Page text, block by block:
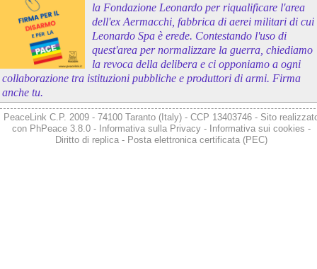
la Fondazione Leonardo per riqualificare l'area
dell'ex Aermacchi, fabbrica di aerei militari di cui
Leonardo Spa è erede. Contestando l'uso di
quest'area per normalizzare la guerra, chiediamo
la revoca della delibera e ci opponiamo a ogni
collaborazione tra istituzioni pubbliche e produttori di armi. Firma
anche tu.
PeaceLink C.P. 2009 - 74100 Taranto (Italy) - CCP 13403746 - Sito
con PhPeace 3.8.0- Informativa sulla Privacy- Informativa sui cookies -
Diritto di replica- Posta elettronica certificata (PEC)